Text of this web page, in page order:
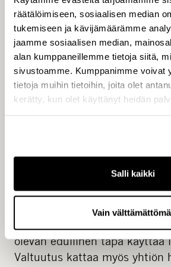
räätälöimiseen, sosiaalisen median
tukemiseen ja kävijämäärämme
jaamme sosiaalisen median,
alan kumppaneillemme tietoja siitä,
sivustoamme. Kumppanimme voivat
tietoja muihin tietoihin, joita olet
kerätty, kun olet käyttänyt heidän
Salli kaikki
Vain
kaupantekohetkellä.
osakkeista maksetaan
Suomen Arvopaperikeskus
sääntöjen mukaisesti.
liiketoimintaan kuuluvan
hankinnan rahoittamiseksi,
pääoman rakenteen
likviditeetin parantamiseksi
edelleen luovutettavaksi tai
taikka jos hallitus muutoin
olevan edullinen tapa käyttää
Valtuutus kattaa myös yhtiön